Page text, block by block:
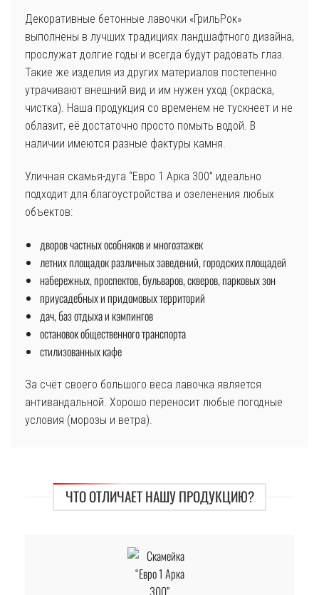
Декоративные бетонные лавочки «ГрильРок»
выполнены в лучших традициях ландшафтного дизайна,
прослужат долгие годы и всегда будут радовать глаз.
Такие же изделия из других материалов постепенно
утрачивают внешний вид и им нужен уход (окраска,
чистка). Наша продукция со временем не тускнеет и не
облазит, её достаточно просто помыть водой. В
наличии имеются разные фактуры камня.
Уличная скамья-дуга “Евро 1 Арка 300” идеально
подходит для благоустройства и озеленения любых
объектов:
дворов частных особняков и многоэтажек
летних площадок различных заведений, городских площадей
набережных, проспектов, бульваров, скверов, парковых зон
приусадебных и придомовых территорий
дач, баз отдыха и кэмпингов
остановок общественного транспорта
стилизованных кафе
За счёт своего большого веса лавочка является
антивандальной. Хорошо переносит любые погодные
условия (морозы и ветра).
ЧТО ОТЛИЧАЕТ НАШУ ПРОДУКЦИЮ?